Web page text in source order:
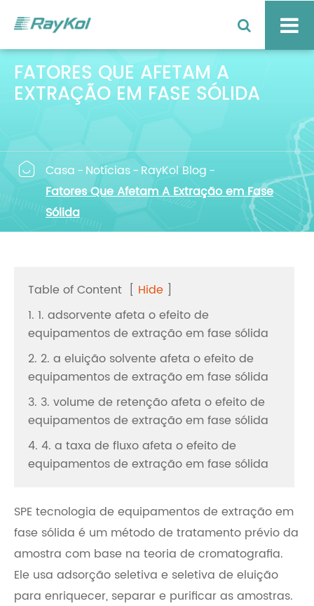
FATORES QUE AFETAM A
EXTRAÇÃO EM FASE SÓLIDA
 Casa Notícias
RayKol Blog
Fatores Que Afetam A Extração em Fase
Sólida
Table of Content [ Hide ]
1. 1. adsorvente afeta o efeito de
equipamentos de extração em fase sólida
2. 2. a eluição solvente afeta o efeito de
equipamentos de extração em fase sólida
3. 3. volume de retenção afeta o efeito de
equipamentos de extração em fase sólida
4. 4. a taxa de fluxo afeta o efeito de
equipamentos de extração em fase sólida
SPE tecnologia de equipamentos de extração em
fase sólida é um método de tratamento prévio da
amostra com base na teoria de cromatografia.
Ele usa adsorção seletiva e seletiva de eluição
para enriquecer, separar e purificar as amostras.